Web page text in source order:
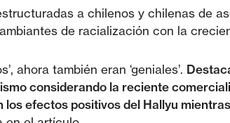
a chilenos y chilenas de
de racialización con la
ahora también eran ‘geniales’.
considerando la reciente
efectos positivos del Hallyu